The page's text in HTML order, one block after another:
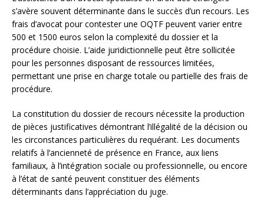
s’avère souvent déterminante dans le succès d’un recours. Les
frais d’avocat pour contester une OQTF peuvent varier entre
500 et 1500 euros selon la complexité du dossier et la
procédure choisie. L’aide juridictionnelle peut être sollicitée
pour les personnes disposant de ressources limitées,
permettant une prise en charge totale ou partielle des frais de
procédure.
La constitution du dossier de recours nécessite la production
de pièces justificatives démontrant l’illégalité de la décision ou
les circonstances particulières du requérant. Les documents
relatifs à l’ancienneté de présence en France, aux liens
familiaux, à l’intégration sociale ou professionnelle, ou encore
à l’état de santé peuvent constituer des éléments
déterminants dans l’appréciation du juge.